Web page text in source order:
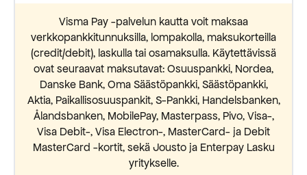
Visma Pay -palvelun kautta voit maksaa
verkkopankkitunnuksilla, lompakolla, maksukorteilla
(credit/debit), laskulla tai osamaksulla. Käytettävissä
ovat seuraavat maksutavat: Osuuspankki, Nordea,
Danske Bank, Oma Säästöpankki, Säästöpankki,
Aktia, Paikallisosuuspankit, S-Pankki, Handelsbanken,
Ålandsbanken, MobilePay, Masterpass, Pivo, Visa-,
Visa Debit-, Visa Electron-, MasterCard- ja Debit
MasterCard -kortit, sekä Jousto ja Enterpay Lasku
yritykselle.